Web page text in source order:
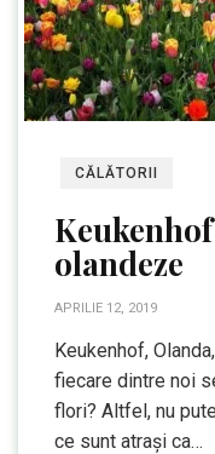
CĂLĂTORII
olandeze
APRILIE 12, 2019
Keukenhof,
fiecare dintre noi
flori? Altfel, nu
ce sunt atrași ca…